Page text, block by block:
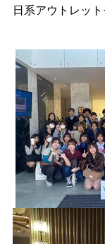
日系アウトレッ